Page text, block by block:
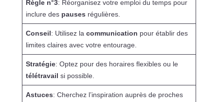
Règle n°3: Réorganisez votre emploi du temps pour
inclure des pauses régulières.
Conseil: Utilisez la communication pour établir des
limites claires avec votre entourage.
Stratégie: Optez pour des horaires flexibles ou le
télétravail si possible.
Astuces: Cherchez l’inspiration auprès de proches